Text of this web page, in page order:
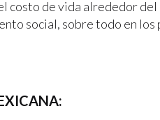
costo de vida alrededor del
social, sobre todo en los